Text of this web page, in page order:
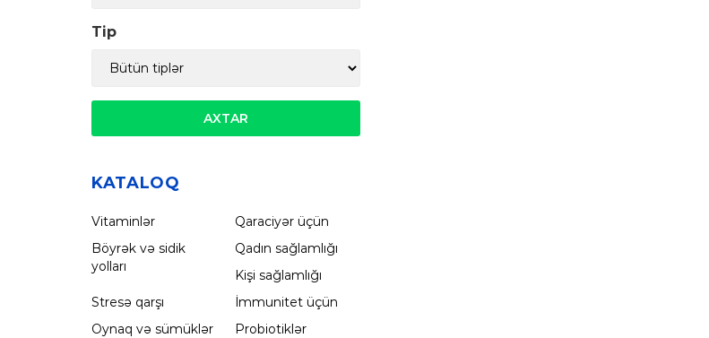
Tip
KATALOQ
Vitaminlər
Qaraciyər üçün
Böyrək və sidik
yolları
Qadın sağlamlığı
Kişi sağlamlığı
Stresə qarşı
İmmunitet üçün
Oynaq və sümüklər
Probiotiklər